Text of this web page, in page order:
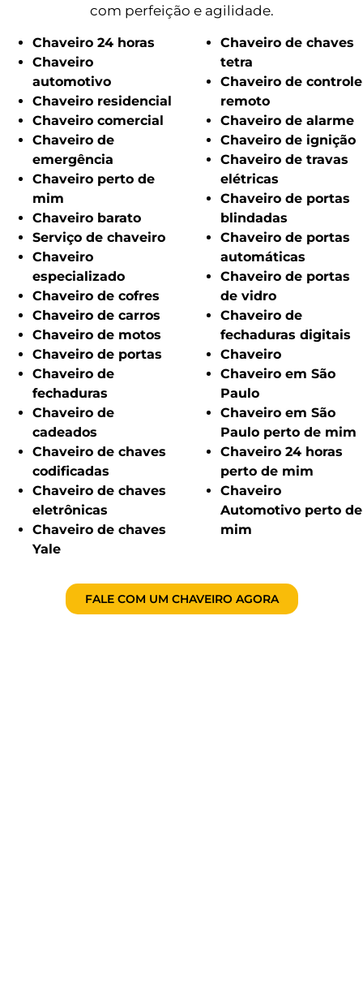
com perfeição e agilidade.
Chaveiro 24 horas
Chaveiro
automotivo
Chaveiro residencial
Chaveiro comercial
Chaveiro de
emergência
Chaveiro perto de
mim
Chaveiro barato
Serviço de chaveiro
Chaveiro
especializado
Chaveiro de cofres
Chaveiro de carros
Chaveiro de motos
Chaveiro de portas
Chaveiro de
fechaduras
Chaveiro de
cadeados
Chaveiro de chaves
codificadas
Chaveiro de chaves
eletrônicas
Chaveiro de chaves
Yale
Chaveiro de chaves
tetra
Chaveiro de controle
remoto
Chaveiro de alarme
Chaveiro de ignição
Chaveiro de travas
elétricas
Chaveiro de portas
blindadas
Chaveiro de portas
automáticas
Chaveiro de portas
de vidro
Chaveiro de
fechaduras digitais
Chaveiro
Chaveiro em São
Paulo
Chaveiro em São
Paulo perto de mim
Chaveiro 24 horas
perto de mim
Chaveiro
Automotivo perto de
mim
FALE COM UM CHAVEIRO AGORA